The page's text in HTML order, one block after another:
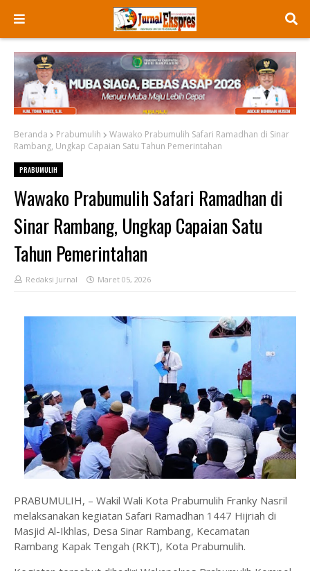
Beranda Prabumulih
Wawako Prabumulih Safari Ramadhan di Sinar
Rambang, Ungkap Capaian Satu Tahun Pemerintahan
PRABUMULIH
Wawako Prabumulih Safari Ramadhan di
Sinar Rambang, Ungkap Capaian Satu
Tahun Pemerintahan
Redaksi Jurnal Maret 05, 2026
PRABUMULIH, – Wakil Wali Kota Prabumulih Franky Nasril
melaksanakan kegiatan Safari Ramadhan 1447 Hijriah di
Masjid Al-Ikhlas, Desa Sinar Rambang, Kecamatan
Rambang Kapak Tengah (RKT), Kota Prabumulih.